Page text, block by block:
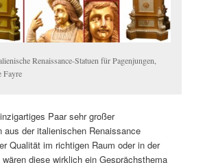
Renaissance-Statuen für Pagenjungen,
Fayre
Paar sehr großer
aus der italienischen Renaissance
Qualität im richtigen Raum oder in der
diese wirklich ein Gesprächsthema